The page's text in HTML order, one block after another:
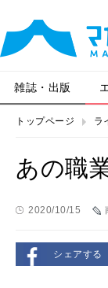
雑誌・出版
トップページ ラ
あの職
2020/10/15
シェアする